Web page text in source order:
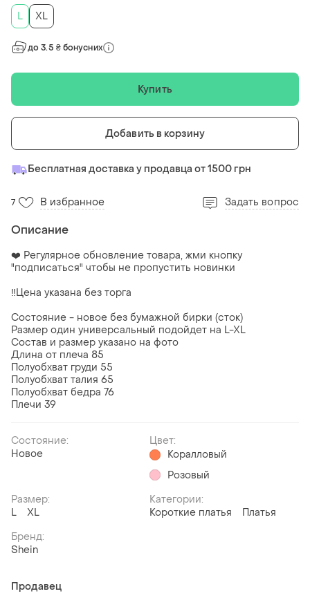
L
XL
до 3.5 ₴ бонусних
Купить
Добавить в корзину
Бесплатная доставка у продавца от 1500 грн
7 В избранное Задать вопрос
Описание
❤️ Регулярное обновление товара, жми кнопку
"подписаться" чтобы не пропустить новинки
‼️Цена указана без торга
Состояние - новое без бумажной бирки (сток)
Размер один универсальный подойдет на L-XL
Состав и размер указано на фото
Длина от плеча 85
Полуобхват груди 55
Полуобхват талия 65
Полуобхват бедра 76
Плечи 39
Состояние:
Новое
Цвет:
Коралловый
Розовый
Размер:
L
XL
Категории:
Короткие платья
Платья
Бренд:
Shein
Продавец